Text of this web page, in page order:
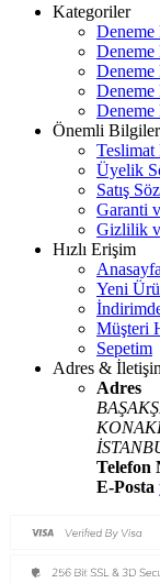
Kategoriler
Deneme
Deneme
Önemli Bilgiler
Teslimat
Üyelik
Satış
Garanti
Gizlilik
Hızlı Erişim
Anasayfa
Yeni
Müşteri
Sepetim
Adres &
Adres
Telefon
E-Posta